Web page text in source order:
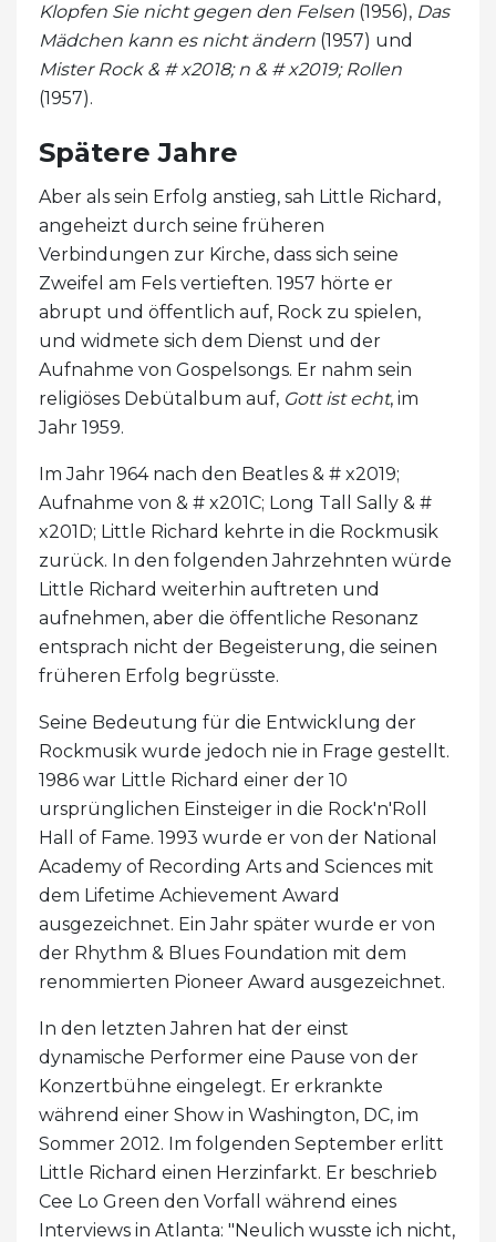
Klopfen Sie nicht gegen den Felsen (1956), Das
Mädchen kann es nicht ändern (1957) und
Mister Rock & # x2018; n & # x2019; Rollen
(1957).
Spätere Jahre
Aber als sein Erfolg anstieg, sah Little Richard,
angeheizt durch seine früheren
Verbindungen zur Kirche, dass sich seine
Zweifel am Fels vertieften. 1957 hörte er
abrupt und öffentlich auf, Rock zu spielen,
und widmete sich dem Dienst und der
Aufnahme von Gospelsongs. Er nahm sein
religiöses Debütalbum auf, Gott ist echt, im
Jahr 1959.
Im Jahr 1964 nach den Beatles & # x2019;
Aufnahme von & # x201C; Long Tall Sally & #
x201D; Little Richard kehrte in die Rockmusik
zurück. In den folgenden Jahrzehnten würde
Little Richard weiterhin auftreten und
aufnehmen, aber die öffentliche Resonanz
entsprach nicht der Begeisterung, die seinen
früheren Erfolg begrüsste.
Seine Bedeutung für die Entwicklung der
Rockmusik wurde jedoch nie in Frage gestellt.
1986 war Little Richard einer der 10
ursprünglichen Einsteiger in die Rock'n'Roll
Hall of Fame. 1993 wurde er von der National
Academy of Recording Arts and Sciences mit
dem Lifetime Achievement Award
ausgezeichnet. Ein Jahr später wurde er von
der Rhythm & Blues Foundation mit dem
renommierten Pioneer Award ausgezeichnet.
In den letzten Jahren hat der einst
dynamische Performer eine Pause von der
Konzertbühne eingelegt. Er erkrankte
während einer Show in Washington, DC, im
Sommer 2012. Im folgenden September erlitt
Little Richard einen Herzinfarkt. Er beschrieb
Cee Lo Green den Vorfall während eines
Interviews in Atlanta: "Neulich wusste ich nicht,